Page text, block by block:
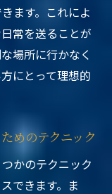
ます。これによ
常を送ることが
場所に行かなく
にとって理想的
めのテクニック
かのテクニック
できます。ま